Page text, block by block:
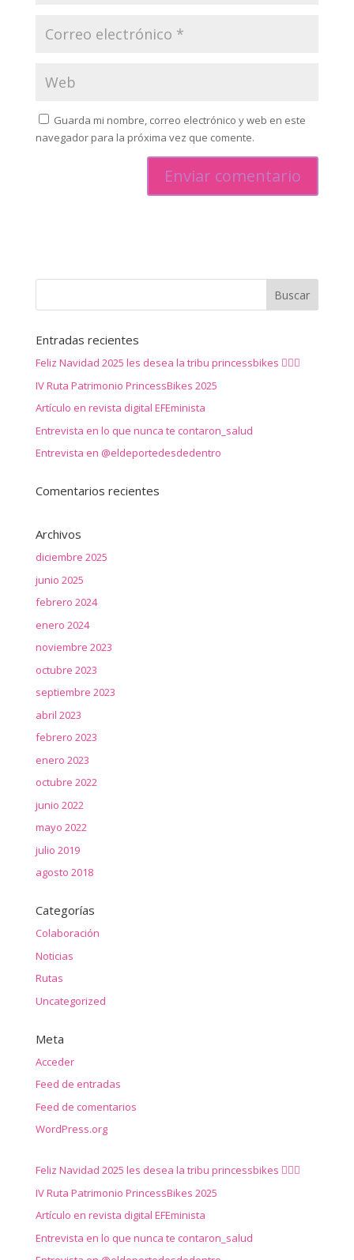
Guarda mi nombre, correo electrónico y web en este
navegador para la próxima vez que comente.
Entradas recientes
Feliz Navidad 2025 les desea la tribu princessbikes 🚴‍♀️✨
IV Ruta Patrimonio PrincessBikes 2025
Artículo en revista digital EFEminista
Entrevista en lo que nunca te contaron_salud
Entrevista en @eldeportedesdedentro
Comentarios recientes
Archivos
diciembre 2025
junio 2025
febrero 2024
enero 2024
noviembre 2023
octubre 2023
septiembre 2023
abril 2023
febrero 2023
enero 2023
octubre 2022
junio 2022
mayo 2022
julio 2019
agosto 2018
Categorías
Colaboración
Noticias
Rutas
Uncategorized
Meta
Acceder
Feed de entradas
Feed de comentarios
WordPress.org
Feliz Navidad 2025 les desea la tribu princessbikes 🚴‍♀️✨
IV Ruta Patrimonio PrincessBikes 2025
Artículo en revista digital EFEminista
Entrevista en lo que nunca te contaron_salud